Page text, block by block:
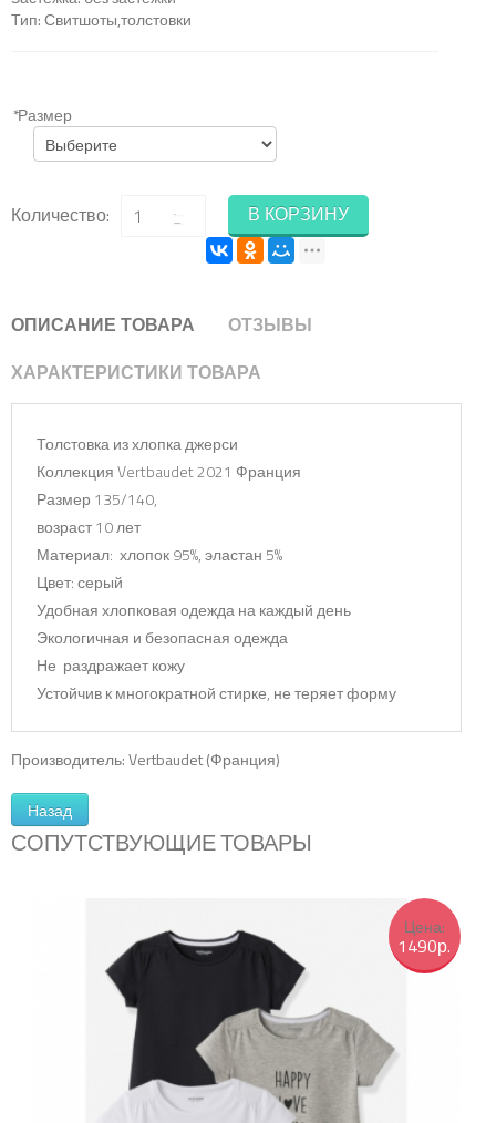
Тип:Свитшоты,толстовки
*Размер
Количество: В КОРЗИНУ
ОПИСАНИЕ ТОВАРА
ОТЗЫВЫ
ХАРАКТЕРИСТИКИ ТОВАРА
Толстовка из хлопка джерси
Коллекция Vertbaudet 2021 Франция
Размер 135/140,
возраст 10 лет
Материал: хлопок 95%, эластан 5%
Цвет: серый
Удобная хлопковая одежда на каждый день
Экологичная и безопасная одежда
Не раздражает кожу
Устойчив к многократной стирке, не теряет форму
Производитель:Vertbaudet (Франция)
СОПУТСТВУЮЩИЕ ТОВАРЫ
Цена:
1490р.